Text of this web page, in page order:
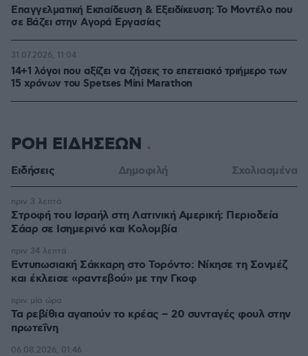
Επαγγελματική Εκπαίδευση & Εξειδίκευση: Το Mοντέλο που
σε Bάζει στην Aγορά Eργασίας
14+1 λόγοι που αξίζει να ζήσεις το επετειακό τριήμερο των
15 χρόνων του Spetses Mini Marathon
31.07.2026, 11:04
ΡΟΗ ΕΙΔΗΣΕΩΝ
Ειδήσεις Δημοφιλή Σχολιασμένα
Στροφή του Ισραήλ στη Λατινική Αμερική: Περιοδεία
Σάαρ σε Ισημερινό και Κολομβία
πριν 3 λεπτά
Εντυπωσιακή Σάκκαρη στο Τορόντο: Νίκησε τη Σονμέζ
και έκλεισε «ραντεβού» με την Γκοφ
πριν 34 λεπτά
Τα ρεβίθια αγαπούν το κρέας – 20 συνταγές φουλ στην
πρωτεΐνη
πριν μία ώρα
06.08.2026, 01:46